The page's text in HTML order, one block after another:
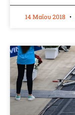
14 Μαΐου 2018